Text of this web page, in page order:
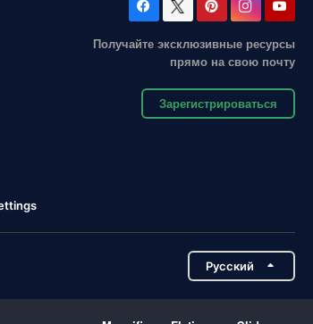
Получайте эксклюзивные ресурсы
прямо на свою почту
Зарегистрироваться
Pусский